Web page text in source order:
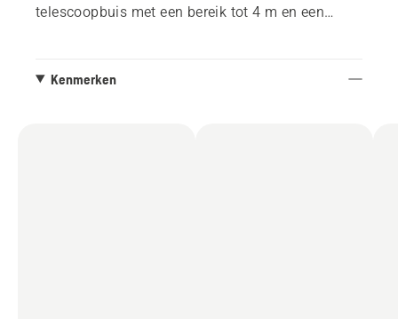
telescoopbuis met een bereik tot 4 m en een
Kenmerken